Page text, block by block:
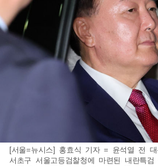
[서울=뉴시스] 홍효식 기자 = 윤석열 전
서초구 서울고등검찰청에 마련된 내란특